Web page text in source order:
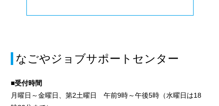
なごやジョブサポートセンター
■受付時間
月曜日～金曜日、第2土曜日 午前9時～午後5時（水曜日は18